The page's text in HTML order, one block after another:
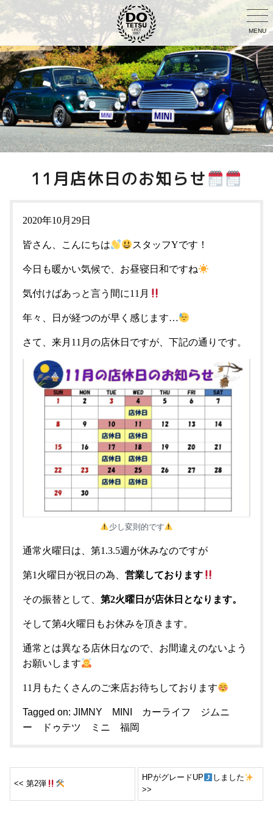
MENU
11月店休日のお知らせ
2020年10月29日
皆さん、こんにちは スタッフYです！
今日も暖かい気候で、お昼寝日和ですね
気付けばあっと言う間に11月
年々、日が経つのが早く感じます…
さて、来月11月の店休日ですが、下記の通りです。
少し変則的です
通常火曜日は、第1.3.5週が休みなのですが
第1火曜日が祝日の為、 営業しております
その振替として、 第2火曜日が店休日となります。
そして第4火曜日もお休みを頂きます。
通常とは異なる店休日なので、お間違えのないよう
お願いします
11月もたくさんのご来店お待ちしております
Tagged on: JIMNY MINI カーライフ
ジムニ
ー
ドゥテツ ミニ 福岡
<< 第2弾
HPがグレードUP
しました
>>